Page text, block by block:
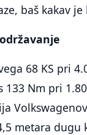
baš kakav
68 KS pri
133 Nm pri
metara